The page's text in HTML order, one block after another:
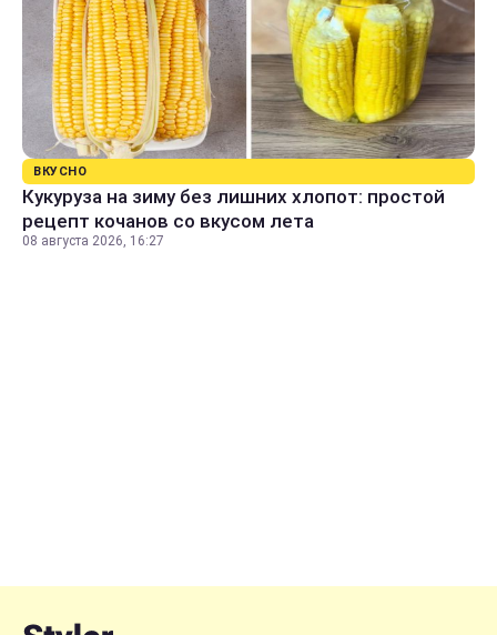
ВКУСНО
Кукуруза на зиму без лишних хлопот: простой
рецепт кочанов со вкусом лета
08 августа 2026, 16:27